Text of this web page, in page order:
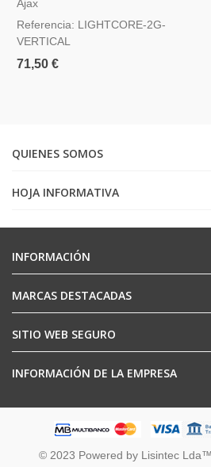
Ajax
Referencia: LIGHTCORE-2G-
VERTICAL
71,50 €
QUIENES SOMOS
HOJA INFORMATIVA
INFORMACIÓN
MARCAS DESTACADAS
SITIO WEB SEGURO
INFORMACIÓN DE LA EMPRESA
© 2023 Powered by Lisintec